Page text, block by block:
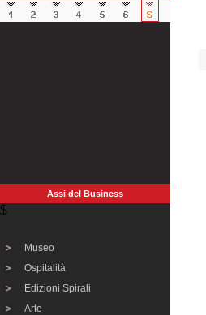
Assi del Business
$
Museo
Ospitalità
Edizioni Spirali
Arte